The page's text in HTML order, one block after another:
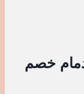
خصم